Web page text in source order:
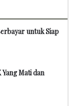
untuk Siap
Mati dan